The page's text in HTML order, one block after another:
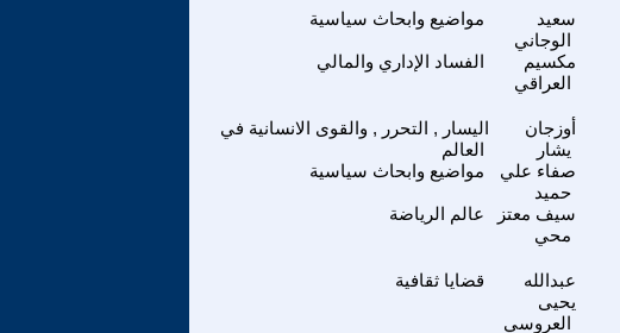
مواضيع وابحاث سياسية
سعيد
الوجاني
الفساد الإداري والمالي
مكسيم
العراقي
اليسار , التحرر , والقوى الانسانية في
العالم
أوزجان
يشار
مواضيع وابحاث سياسية
صفاء علي
حميد
عالم الرياضة
سيف معتز
محي
قضايا ثقافية
عبدالله
يحيى
العروسي